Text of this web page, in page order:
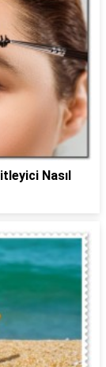
Nasıl